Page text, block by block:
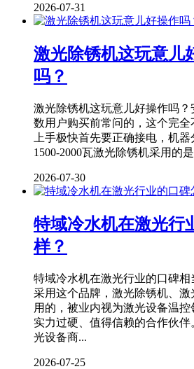
2026-07-31
激光除锈机这玩意儿
吗？
激光除锈机这玩意儿好操作吗
数用户购买前常问的，这个完
上手极快首先要正确接电，机器
1500-2000瓦激光除锈机采用的
2026-07-30
特域冷水机在激光行
样？
特域冷水机在激光行业的口碑
采用这个品牌，激光除锈机、
用的，被业内视为激光设备温
实力过硬、值得信赖的合作伙
光设备商...
2026-07-25